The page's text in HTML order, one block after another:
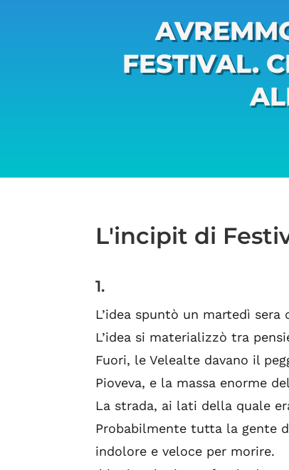
FESTIVAL.
L'incipit di
1.
L’idea spuntò un martedì
L’idea si materializzò tra
Fuori, le Velealte davano il
Pioveva, e la massa enorme
La strada, ai lati della quale
Probabilmente tutta la gente
indolore e veloce per morire.